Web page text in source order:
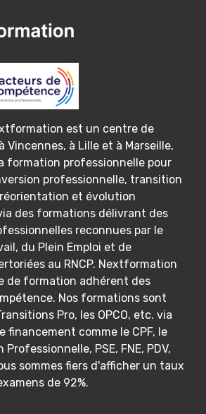
est un centre de
Vincennes, à Lille et à Marseille,
formation professionnelle pour
professionnelle, transition
et évolution
des formations délivrant des
reconnues par le
du Plein Emploi et de
au RNCP. Nextformation
de formation adhérent des
Nos formations sont
Pro, les OPCO, etc. via
financement comme le CPF, le
PSE, FNE, PDV,
sommes fiers d'afficher un taux
de 92%.